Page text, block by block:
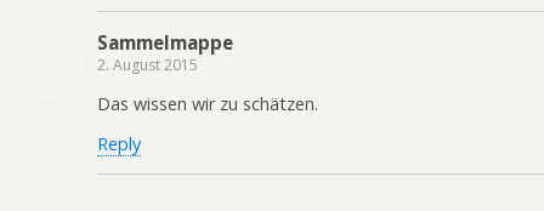
Sammelmappe
2. August 2015
Das wissen wir zu schätzen.
Reply